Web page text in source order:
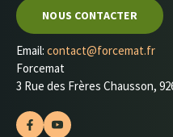
NOUS CONTACTER
Email: contact@forcemat.fr
Forcemat
3 Rue des Frères Chausson,